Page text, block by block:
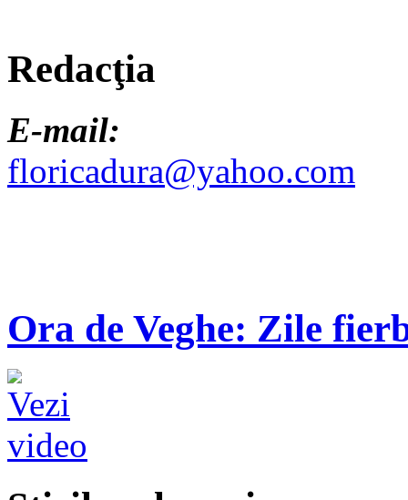
Redacţia
E-mail:
floricadura@yahoo.com
Ora de Veghe: Zile